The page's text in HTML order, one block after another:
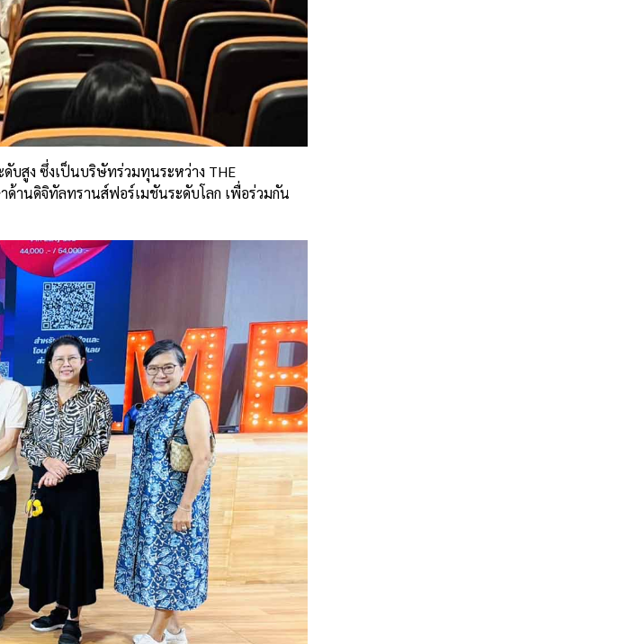
บสูง ซึ่งเป็นบริษัทร่วมทุนระหว่าง THE
ด้านดิจิทัลทรานส์ฟอร์เมชันระดับโลก เพื่อร่วมกัน